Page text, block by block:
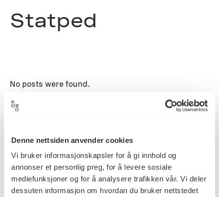
Denne nettsiden anvender cookies
Vi bruker informasjonskapsler for å gi innhold og
annonser et personlig preg, for å levere sosiale
mediefunksjoner og for å analysere trafikken vår. Vi deler
dessuten informasjon om hvordan du bruker nettstedet
Statped
No posts were found.
Postadresse